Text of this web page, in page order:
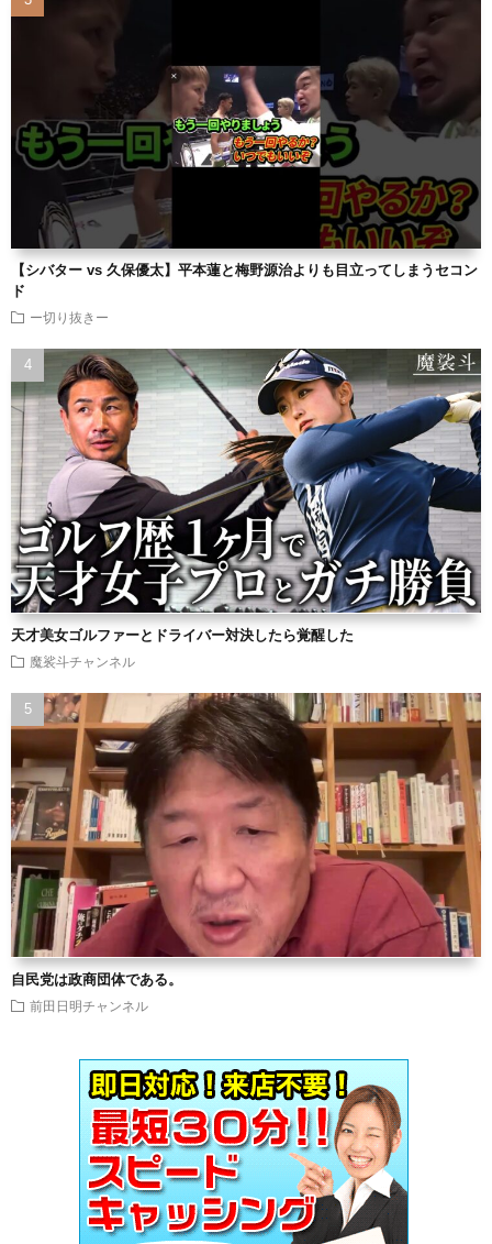
【シバター vs 久保優太】平本蓮と梅野源治よりも目立ってしまうセコン
ド
ー切り抜きー
天才美女ゴルファーとドライバー対決したら覚醒した
魔裟斗チャンネル
自民党は政商団体である。
前田日明チャンネル